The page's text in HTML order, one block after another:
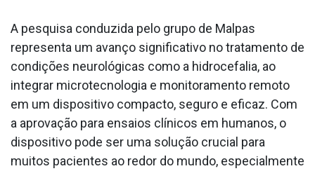
A pesquisa conduzida pelo grupo de Malpas
representa um avanço significativo no tratamento de
condições neurológicas como a hidrocefalia, ao
integrar microtecnologia e monitoramento remoto
em um dispositivo compacto, seguro e eficaz. Com
a aprovação para ensaios clínicos em humanos, o
dispositivo pode ser uma solução crucial para
muitos pacientes ao redor do mundo, especialmente